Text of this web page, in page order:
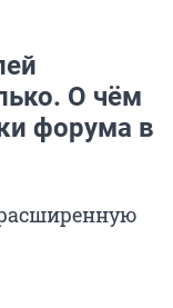
О чём
форума в